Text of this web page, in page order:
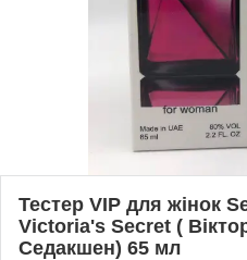
Тестер VIP для жінок
Victoria's Secret (
Седакшен) 65 мл